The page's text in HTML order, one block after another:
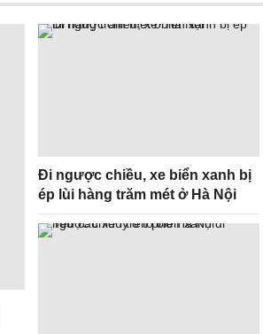
Đi ngược chiều, xe biển xanh bị
ép lùi hàng trăm mét ở Hà Nội